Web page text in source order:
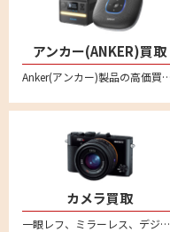
アンカー(ANKER)買取
Anker(アンカー)製品の高価買取ならリムーブ！新品はもちろん中古品もしっかり買い取ります。事前に金額のわかるLINE査定が便利！プロジェクターやプロジェクター、プロジェクター、ポータブル電源、スピーカー、ヘッドホン、イヤホン、ロボット掃除機、ヘッドセット、マイクなど様々なアンカー商品を宅配買取で売ることができます。
カメラ買取
一眼レフ、ミラーレス、デジカメなど不要になったカメラの買取ならリムーブ。古いカメラもしっかり買い取ります。全国対応・送料無料の安心宅配査定。不要になったカメラをお売りください。